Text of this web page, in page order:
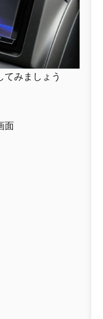
てみましょう
面